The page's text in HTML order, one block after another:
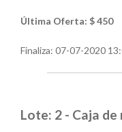
Última Oferta: $ 450
Finaliza: 07-07-2020
Lote: 2 - Caja